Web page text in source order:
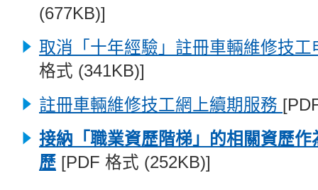
(677KB)]
取消「十年經驗」註冊車輛維修技工
格式 (341KB)]
註冊車輛維修技工網上續期服務
接納「職業資歷階梯」的相關資歷作
歷 [PDF 格式 (252KB)]